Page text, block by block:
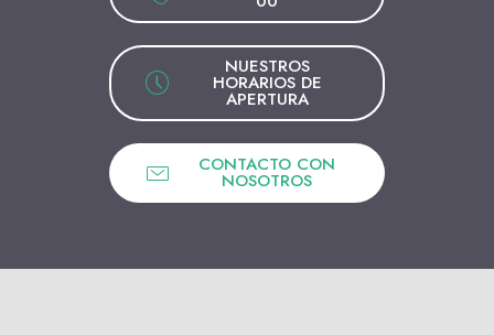
NUESTROS
HORARIOS DE
APERTURA
CONTACTO CON
NOSOTROS